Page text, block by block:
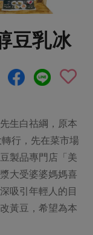
豆乳冰
生白祜綱，原本
行，先在菜市場
製品專門店「美
大受婆婆媽媽喜
吸引年輕人的目
黃豆，希望為本